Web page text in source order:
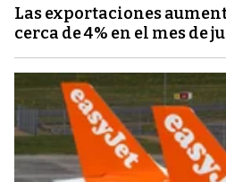
Las exportaciones
cerca de 4% en el mes de